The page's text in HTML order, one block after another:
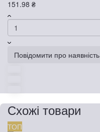
151.98 ₴
Повідомити про наявність
Схожі товари
ТОП